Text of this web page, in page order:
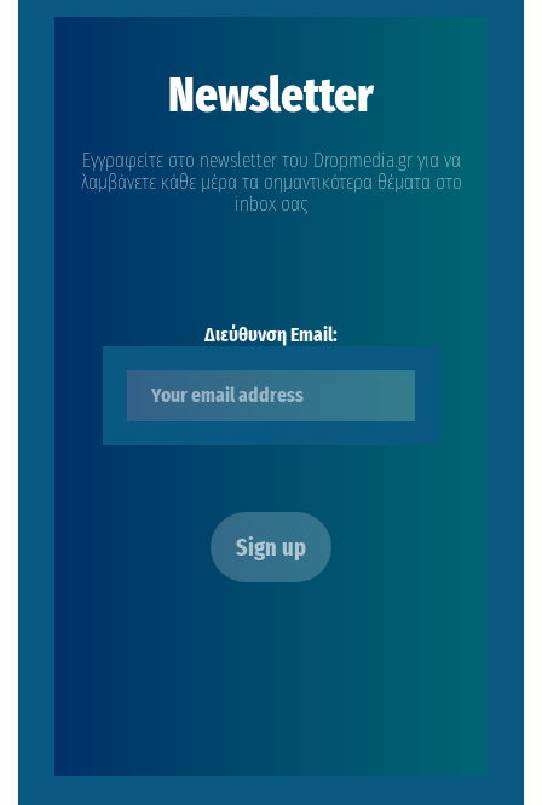
Newsletter
Εγγραφείτε στο newsletter του Dropmedia.gr για να
λαμβάνετε κάθε μέρα τα σημαντικότερα θέματα στο
inbox σας
Διεύθυνση Email: